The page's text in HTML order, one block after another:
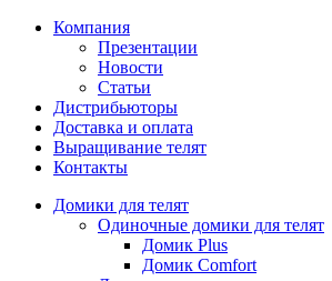
Компания
Презентации
Новости
Статьи
Дистрибьюторы
Доставка и оплата
Выращивание телят
Контакты
Домики для телят
Одиночные домики для телят
Домик Plus
Домик Comfort